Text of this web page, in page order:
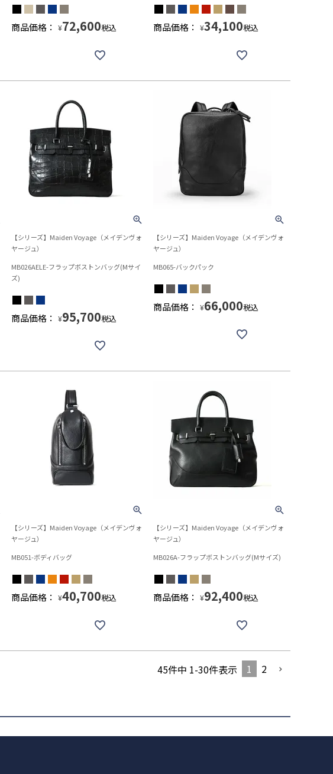
商品価格： ¥72,600税込 商品価格： ¥34,100税込
【シリーズ】Maiden Voyage（メイデンヴォ
ヤージュ）
MB026AELE-フラップボストンバッグ(Mサイ
ズ)
商品価格： ¥95,700税込
【シリーズ】Maiden Voyage（メイデンヴォ
ヤージュ）
MB065-バックパック
商品価格： ¥66,000税込
【シリーズ】Maiden Voyage（メイデンヴォ
ヤージュ）
MB051-ボディバッグ
商品価格： ¥40,700税込
【シリーズ】Maiden Voyage（メイデンヴォ
ヤージュ）
MB026A-フラップボストンバッグ(Mサイズ)
商品価格： ¥92,400税込
45件中 1-30件表示 1 2